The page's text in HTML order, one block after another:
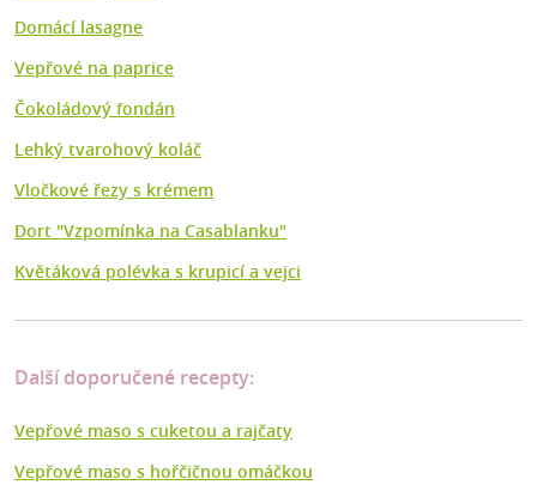
Domácí lasagne
Vepřové na paprice
Čokoládový fondán
Lehký tvarohový koláč
Vločkové řezy s krémem
Dort "Vzpomínka na Casablanku"
Květáková polévka s krupicí a vejci
Další doporučené recepty:
Vepřové maso s cuketou a rajčaty
Vepřové maso s hořčičnou omáčkou